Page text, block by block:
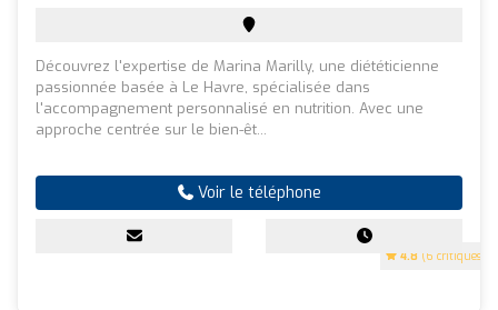
4.8 (6 critiques)
Découvrez l'expertise de Marina Marilly, une diététicienne
passionnée basée à Le Havre, spécialisée dans
l'accompagnement personnalisé en nutrition. Avec une
approche centrée sur le bien-êt...
Voir le téléphone